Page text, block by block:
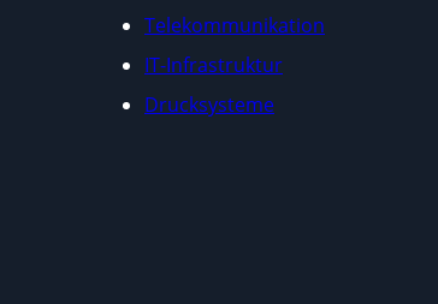
Telekommunikation
IT-Infrastruktur
Drucksysteme